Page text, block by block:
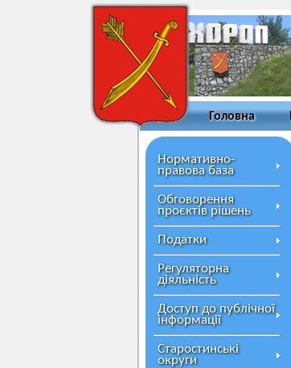
Головна
Нормативно-
правова база
Обговорення
проєктів рішень
Податки
Регуляторна
діяльність
Доступ до публічної
інформації
Старостинські
округи